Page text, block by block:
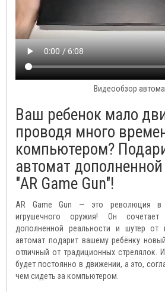
Видеообзор
Ваш ребенок мало
проводя много
компьютером?
автомат
"AR Game Gun"!
AR Game Gun — это революция в
игрушечного оружия! Он
дополненной реальности и шутер от
автомат подарит вашему ребёнку
отличный от традиционных стрелялок.
будет постоянно в движении, а это,
чем сидеть за компьютером.